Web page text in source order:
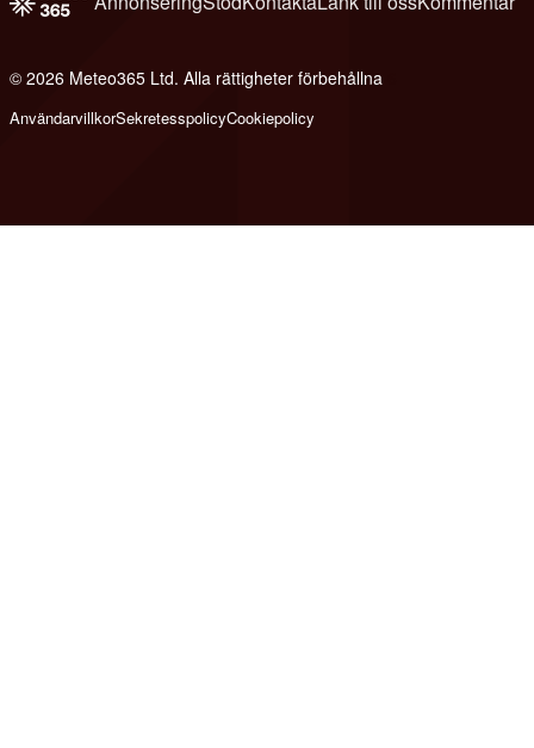
© 2026 Meteo365 Ltd. Alla rättigheter förbehållna
AnvändarvillkorSekretesspolicyCookiepolicy